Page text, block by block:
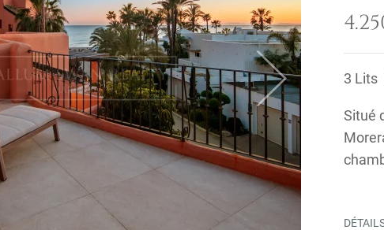
Next
3 Lits
Situé